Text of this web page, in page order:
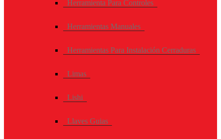
Herramienta Para Controles
Herramientas Manuales
Herramientas Para Instalación Cerraduras
Limas
Lishi
Llaves Guias